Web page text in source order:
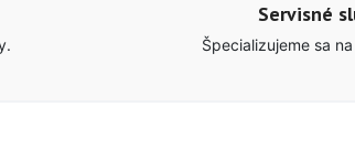
Servisné
Špecializujeme sa